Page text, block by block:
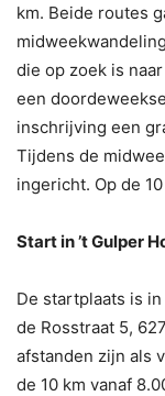
km. Beide routes
die op zoek is
een
inschrijving een
Tijdens de
ingericht. Op de
Start in ’t Gulper
De startplaats is
de Rosstraat 5,
afstanden zijn als
de 10 km vanaf